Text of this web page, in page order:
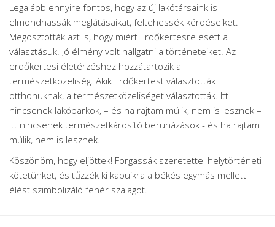
Legalább ennyire fontos, hogy az új lakótársaink is
elmondhassák meglátásaikat, feltehessék kérdéseiket.
Megosztották azt is, hogy miért Erdőkertesre esett a
választásuk. Jó élmény volt hallgatni a történeteiket. Az
erdőkertesi életérzéshez hozzátartozik a
természetközeliség. Akik Erdőkertest választották
otthonuknak, a természetközeliséget választották. Itt
nincsenek lakóparkok, – és ha rajtam múlik, nem is lesznek –
itt nincsenek természetkárosító beruházások - és ha rajtam
múlik, nem is lesznek.
Köszönöm, hogy eljöttek! Forgassák szeretettel helytörténeti
kötetünket, és tűzzék ki kapuikra a békés egymás mellett
élést szimbolizáló fehér szalagot.